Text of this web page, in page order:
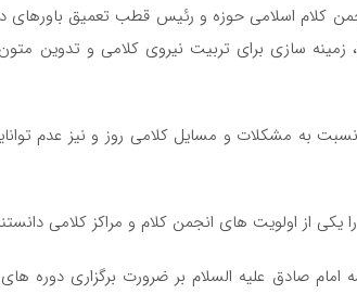
کلام اسلامی حوزه و رئیس قطب تعمیق باورهای
سازی برای تربیت نیروی کلامی و تدوین
به مشکلات و مسایل کلامی روز و نیز عدم
یکی از اولویت های انجمن کلام و مراکز کلامی
امام صادق علیه السلام بر ضرورت برگزاری دوره